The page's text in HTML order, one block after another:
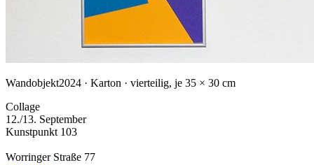
Wandobjekt2024 · Karton · vierteilig, je 35 × 30 cm
Collage
12./13. September
Kunstpunkt 103
Worringer Straße 77